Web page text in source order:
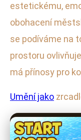
estetickému,
obohacení
se podíváme na
prostoru ovlivňuje
má přínosy pro
Umění jako